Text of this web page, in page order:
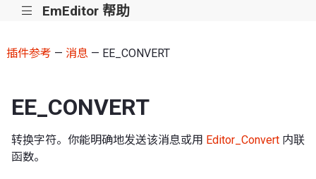
||| EmEditor 帮助
插件参考 — 消息— EE_CONVERT
EE_CONVERT
转换字符。你能明确地发送该消息或用 Editor_Convert 内联
函数。